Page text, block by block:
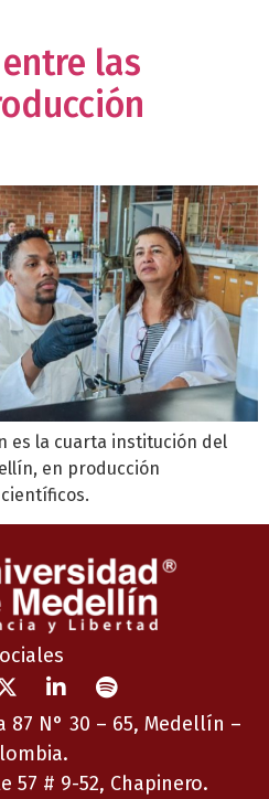
las
es la cuarta institución del
en producción
87 N° 30 – 65, Medellín –
57 # 9-52, Chapinero.